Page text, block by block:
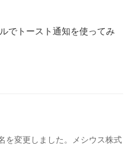
でトースト通知を使ってみ
を変更しました。メシウス株式